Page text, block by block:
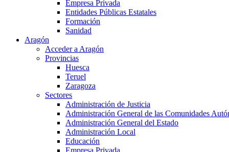
Empresa Privada
Entidades Públicas Estatales
Formación
Sanidad
Aragón
Acceder a Aragón
Provincias
Huesca
Teruel
Zaragoza
Sectores
Administración de Justicia
Administración General de las Comunidades
Administración General del Estado
Administración Local
Educación